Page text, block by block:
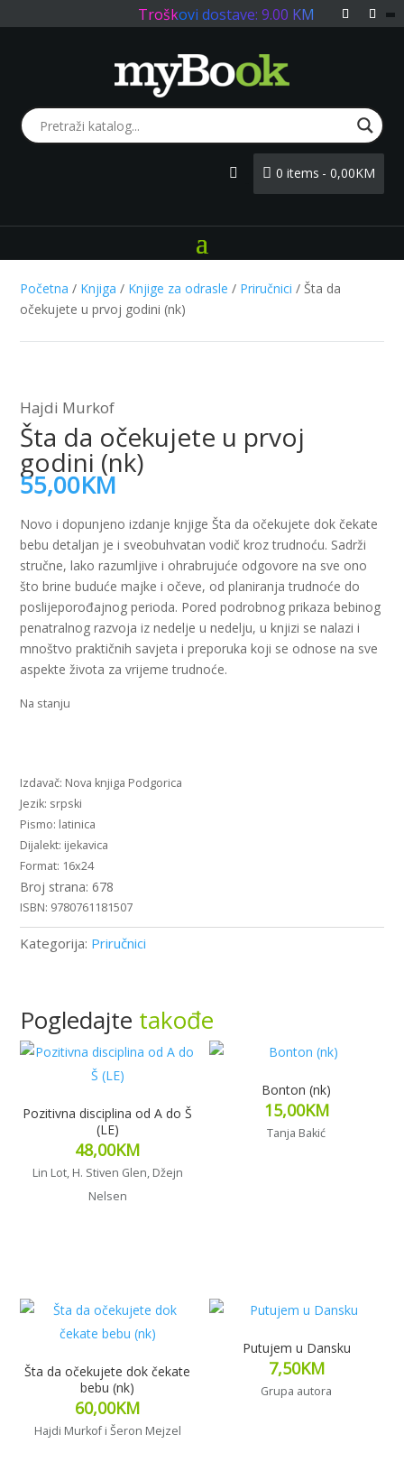
Troškovi dostave: 9.00 KM
0 items 0,00KM
Početna / Knjiga / Knjige za odrasle / Priručnici / Šta da
očekujete u prvoj godini (nk)
Hajdi Murkof
Šta da očekujete u prvoj
godini (nk)
55,00KM
Novo i dopunjeno izdanje knjige Šta da očekujete dok čekate
bebu detaljan je i sveobuhvatan vodič kroz trudnoću. Sadrži
stručne, lako razumljive i ohrabrujuće odgovore na sve ono
što brine buduće majke i očeve, od planiranja trudnoće do
poslijeporođajnog perioda. Pored podrobnog prikaza bebinog
penatralnog razvoja iz nedelje u nedelju, u knjizi se nalazi i
mnoštvo praktičnih savjeta i preporuka koji se odnose na sve
aspekte života za vrijeme trudnoće.
Na stanju
u
prvoj
godini
(nk)
količina
Nova knjiga Podgorica
srpski
latinica
ijekavica
16x24
678
9780761181507
Kategorija: Priručnici
Pogledajte takođe
Pozitivna disciplina od A do Š
(LE)
48,00KM
Lin Lot, H. Stiven Glen, Džejn
Nelsen
Bonton (nk)
15,00KM
Tanja Bakić
Šta da očekujete dok čekate
bebu (nk)
60,00KM
Hajdi Murkof i Šeron Mejzel
Putujem u Dansku
7,50KM
Grupa autora